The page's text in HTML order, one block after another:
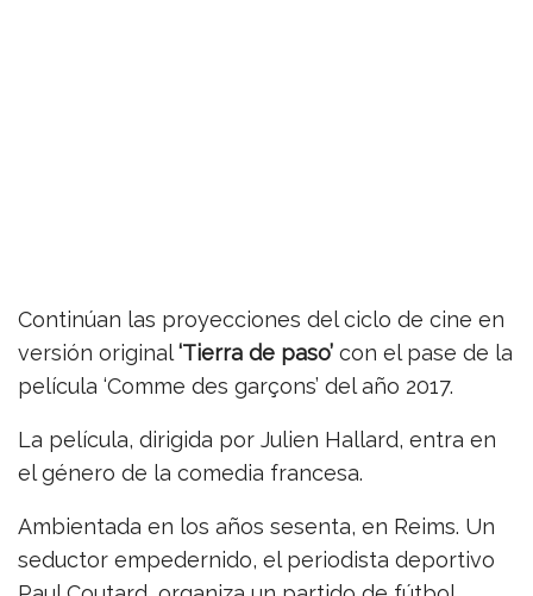
Continúan las proyecciones del ciclo de cine en
versión original‘Tierra de paso’ con el pase de la
película ‘Comme des garçons’ del año 2017.
La película, dirigida por Julien Hallard, entra en
el género de la comedia francesa.
Ambientada en los años sesenta, en Reims. Un
seductor empedernido, el periodista deportivo